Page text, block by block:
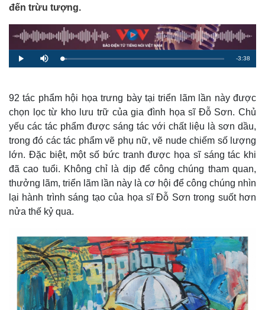
đến trừu tượng.
P
l
M
u
L
o
:
2
8
%
R
m
a
n
g
i
m
e
-3:38
92 tác phẩm hội họa trưng bày tại triển lãm lần này được
chọn lọc từ kho lưu trữ của gia đình họa sĩ Đỗ Sơn. Chủ
yếu các tác phẩm được sáng tác với chất liệu là sơn dầu,
trong đó các tác phẩm vẽ phụ nữ, vẽ nude chiếm số lượng
lớn. Đặc biệt, một số bức tranh được họa sĩ sáng tác khi
đã cao tuổi. Không chỉ là dịp để công chúng tham quan,
thưởng lãm, triển lãm lần này là cơ hội để công chúng nhìn
lại hành trình sáng tạo của họa sĩ Đỗ Sơn trong suốt hơn
nửa thế kỷ qua.